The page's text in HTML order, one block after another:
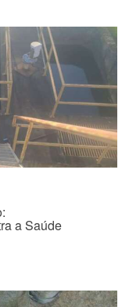
a Saúde